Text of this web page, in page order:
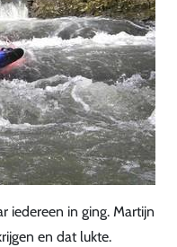
iedereen in ging. Martijn
en dat lukte.